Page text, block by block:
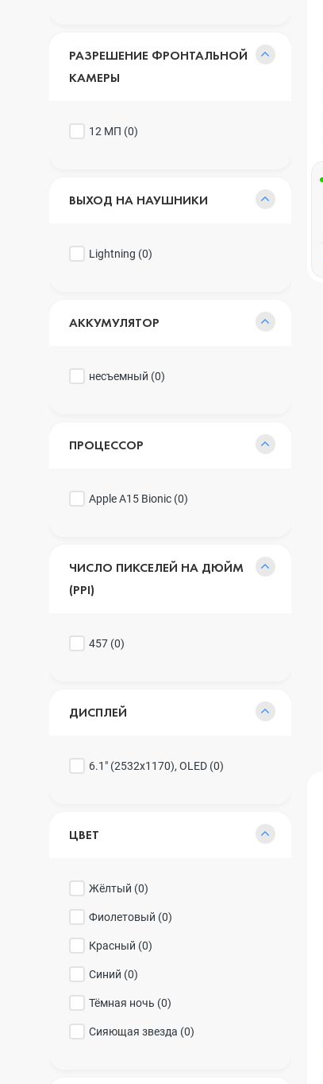
РАЗРЕШЕНИЕ ФРОНТАЛЬНОЙ
КАМЕРЫ
12 МП (0)
ВЫХОД НА НАУШНИКИ
Lightning (0)
АККУМУЛЯТОР
несъемный (0)
ПРОЦЕССОР
Apple A15 Bionic (0)
ЧИСЛО ПИКСЕЛЕЙ НА ДЮЙМ
(PPI)
457 (0)
ДИСПЛЕЙ
6.1" (2532x1170), OLED (0)
ЦВЕТ
Жёлтый (0)
Фиолетовый (0)
Красный (0)
Синий (0)
Тёмная ночь (0)
Сияющая звезда (0)